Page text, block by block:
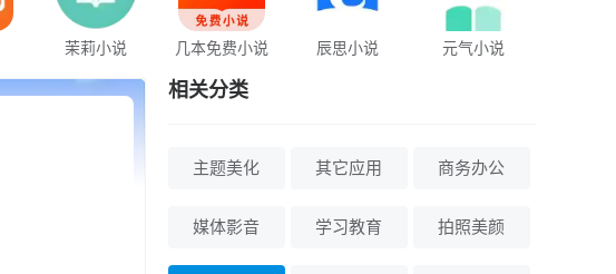
茉莉小说 几本免费小说 辰思小说 元气小说
相关分类
主题美化 其它应用 商务办公
媒体影音 学习教育 拍照美颜